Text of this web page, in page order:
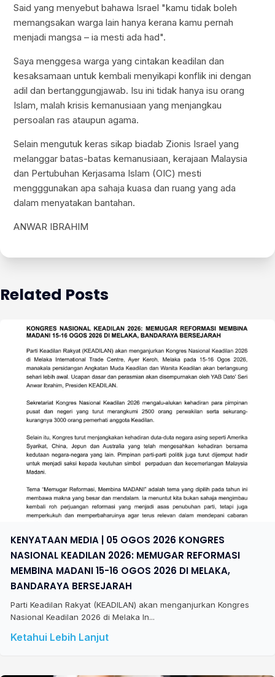
Said yang menyebut bahawa Israel "kamu tidak boleh
memangsakan warga lain hanya kerana kamu pernah
menjadi mangsa – ia mesti ada had".
Saya menggesa warga yang cintakan keadilan dan
kesaksamaan untuk kembali menyikapi konflik ini dengan
adil dan bertanggungjawab. Isu ini tidak hanya isu orang
Islam, malah krisis kemanusiaan yang menjangkau
persoalan ras ataupun agama.
Selain mengutuk keras sikap biadab Zionis Israel yang
melanggar batas-batas kemanusiaan, kerajaan Malaysia
dan Pertubuhan Kerjasama Islam (OIC) mesti
mengggunakan apa sahaja kuasa dan ruang yang ada
dalam menyatakan bantahan.
ANWAR IBRAHIM
Related Posts
KENYATAAN MEDIA | 05 OGOS 2026 KONGRES
NASIONAL KEADILAN 2026: MEMUGAR REFORMASI
MEMBINA MADANI 15-16 OGOS 2026 DI MELAKA,
BANDARAYA BERSEJARAH
Parti Keadilan Rakyat (KEADILAN) akan menganjurkan Kongres
Nasional Keadilan 2026 di Melaka In...
Ketahui Lebih Lanjut